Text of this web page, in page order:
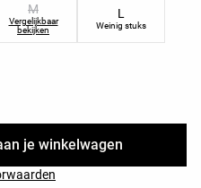
M
Vergelijkbaar
bekijken
L
Weinig stuks
je winkelwagen